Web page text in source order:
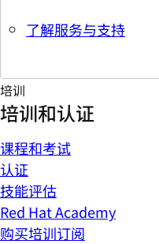
了解服务与支持
培训
培训和认证
课程和考试
认证
技能评估
Red Hat Academy
购买培训订阅